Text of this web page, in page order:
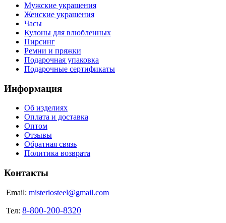
Мужские украшения
Женские украшения
Часы
Кулоны для влюбленных
Пирсинг
Ремни и пряжки
Подарочная упаковка
Подарочные сертификаты
Информация
Об изделиях
Оплата и доставка
Оптом
Отзывы
Обратная связь
Политика возврата
Контакты
Email: misteriosteel@gmail.com
Тел: 8-800-200-8320